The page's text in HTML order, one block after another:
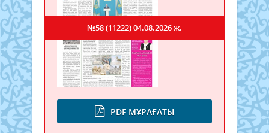
PDF МҰРАҒАТЫ
№58 (11222)04.08.2026 ж.